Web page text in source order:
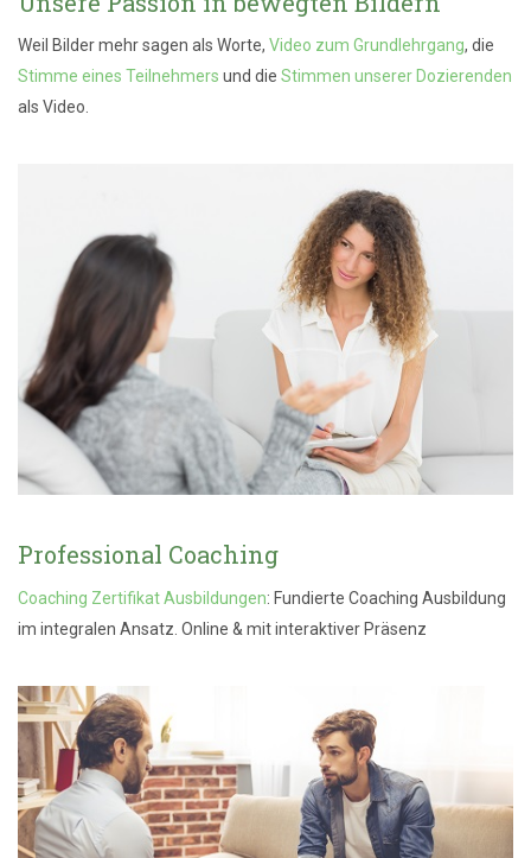
Weil Bilder mehr sagen als Worte, Video zum Grundlehrgang, die
Stimme eines Teilnehmers und die Stimmen unserer Dozierenden
als Video.
Professional Coaching
Coaching Zertifikat Ausbildungen: Fundierte Coaching Ausbildung
im integralen Ansatz. Online & mit interaktiver Präsenz